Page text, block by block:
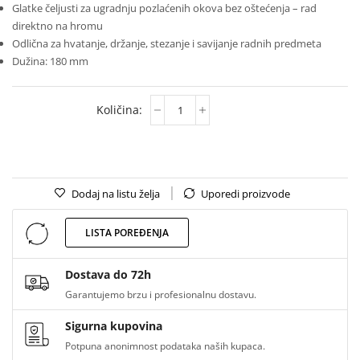
Glatke čeljusti za ugradnju pozlaćenih okova bez oštećenja – rad
direktno na hromu
Odlična za hvatanje, držanje, stezanje i savijanje radnih predmeta
Dužina: 180 mm
Dodaj na listu želja Uporedi proizvode
LISTA POREĐENJA
Dostava do 72h
Garantujemo brzu i profesionalnu dostavu.
Sigurna kupovina
Potpuna anonimnost podataka naših kupaca.